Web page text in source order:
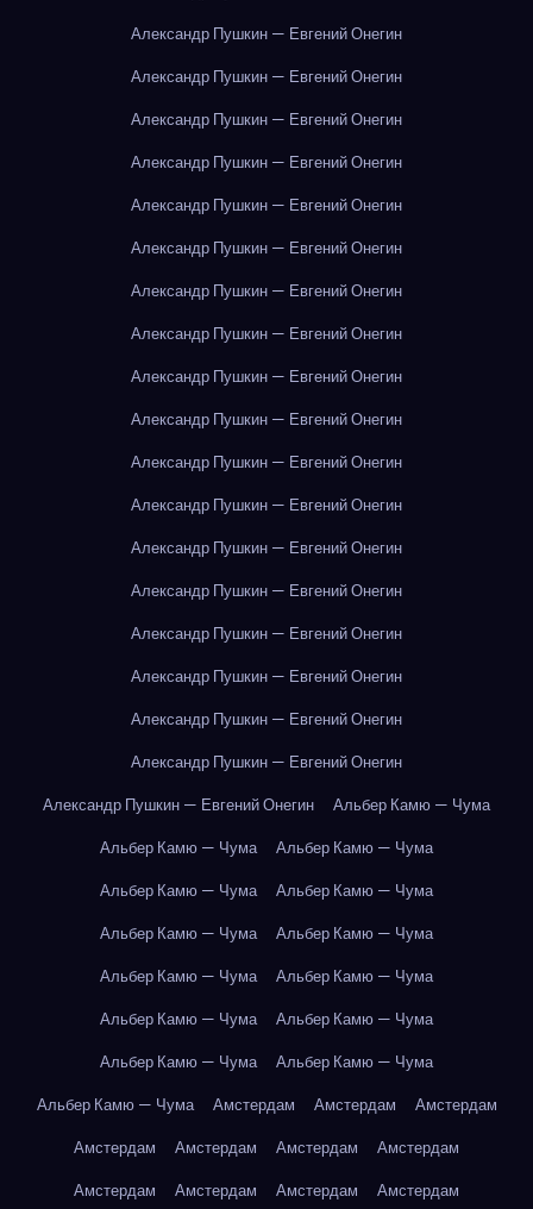
Александр Пушкин — Евгений Онегин
Александр Пушкин — Евгений Онегин
Александр Пушкин — Евгений Онегин
Александр Пушкин — Евгений Онегин
Александр Пушкин — Евгений Онегин
Александр Пушкин — Евгений Онегин
Александр Пушкин — Евгений Онегин
Александр Пушкин — Евгений Онегин
Александр Пушкин — Евгений Онегин
Александр Пушкин — Евгений Онегин
Александр Пушкин — Евгений Онегин
Александр Пушкин — Евгений Онегин
Александр Пушкин — Евгений Онегин
Александр Пушкин — Евгений Онегин
Александр Пушкин — Евгений Онегин
Александр Пушкин — Евгений Онегин
Александр Пушкин — Евгений Онегин
Александр Пушкин — Евгений Онегин
Александр Пушкин — Евгений Онегин
Альбер Камю — Чума
Альбер Камю — Чума
Альбер Камю — Чума
Альбер Камю — Чума
Альбер Камю — Чума
Альбер Камю — Чума
Альбер Камю — Чума
Альбер Камю — Чума
Альбер Камю — Чума
Альбер Камю — Чума
Альбер Камю — Чума
Альбер Камю — Чума
Альбер Камю — Чума
Альбер Камю — Чума
Амстердам Амстердам
Амстердам
Амстердам
Амстердам Амстердам
Амстердам
Амстердам
Амстердам Амстердам
Амстердам